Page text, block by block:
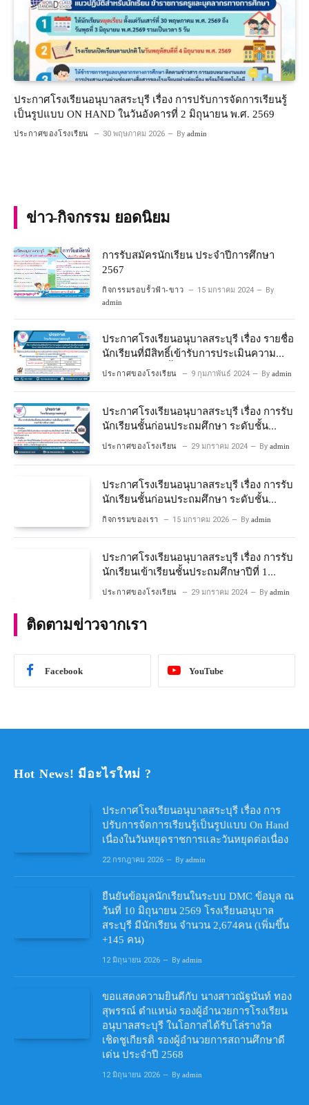
ประกาศโรงเรียนอนุบาลสระบุรี เรื่อง การปรับการจัดการเรียนรู้
เป็นรูปแบบ ON HAND ในวันอังคารที่ 2 มิถุนายน พ.ศ. 2569
ประกาศของโรงเรียน 30 พฤษภาคม 2026 By admin
ข่าว-กิจกรรม ยอดนิยม
การรับสมัครนักเรียน ประจำปีการศึกษา
2567
กิจกรรมรอบรั้วฟ้า-ขาว 15 มกราคม 2024 By
admin
ประกาศโรงเรียนอนุบาลสระบุรี เรื่อง รายชื่อ
นักเรียนที่มีสิทธิ์เข้ารับการประเมินความ
พร้อมเข้าเรียนชั้นประถมศึกษาปีที่ 1
ประกาศของโรงเรียน 9 กุมภาพันธ์ 2024 By admin
ประกาศโรงเรียนอนุบาลสระบุรี เรื่อง การรับ
นักเรียนชั้นก่อนประถมศึกษา ระดับชั้น
ประกาศของโรงเรียน 29 มกราคม 2024 By admin
ประกาศโรงเรียนอนุบาลสระบุรี เรื่อง การรับ
นักเรียนชั้นก่อนประถมศึกษา ระดับชั้น
อนุบาลปีที่ ๒ ประจำปีการศึกษา ๒๕๖๙
กิจกรรมของเรา 15 มกราคม 2026 By admin
ประกาศโรงเรียนอนุบาลสระบุรี เรื่อง การรับ
นักเรียนเข้าเรียนชั้นประถมศึกษาปีที่ 1
โครงการห้องเรียนพิเศษ วิทยาศาสตร์ และ
ประกาศของโรงเรียน 29 มกราคม 2024 By admin
ติดตามข่าวจากเรา
Facebook YouTube
Hot News! มีอะไรใหม่ ?
ประกาศโรงเรียนอนุบาลสระบุรี เรื่อง การ
ปรับการจัดการเรียนรู้เป็นรูปแบบ On Hand
เนื่องในวันหยุดราชการและวันหยุดต่อเนื่อง
22 กรกฎาคม 2026 By admin
ยืนยันข้อมูลนักเรียนในระบบ DMC ข้อมูล ณ
วันที่ 10 มิถุนายน 2569 โรงเรียนอนุบาล
สระบุรี มีนักเรียน จำนวน 2,674คน (เพิ่มขึ้น
+145 คน)
12 มิถุนายน 2026 By admin
ขอแสดงความยินดีกับ นางสาวณัฐนันท์ ทอง
สุพรรณ์ ตำแหน่ง รองผู้อำนวยการโรงเรียน
อนุบาลสระบุรี ในโอกาสได้รับโล่รางวัล
เชิดชูเกียรติ รองผู้อำนวยการสถานศึกษาดี
เด่น ประจำปี 2568
12 มิถุนายน 2026 By admin